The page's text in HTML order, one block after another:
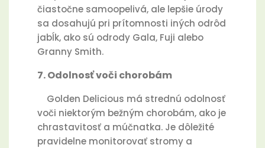
čiastočne samoopelivá, ale lepšie úrody
sa dosahujú pri prítomnosti iných odrôd
jabĺk, ako sú odrody Gala, Fuji alebo
Granny Smith.
7. Odolnosť voči chorobám
Golden Delicious má strednú odolnosť
voči niektorým bežným chorobám, ako je
chrastavitosť a múčnatka. Je dôležité
pravidelne monitorovať stromy a